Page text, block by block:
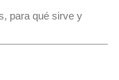
para qué sirve y